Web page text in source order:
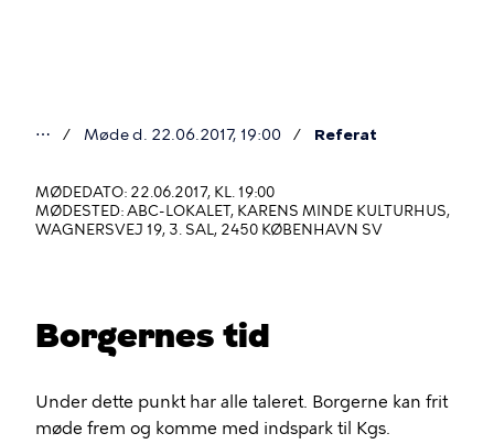
er
her
⋯ Møde d. 22.06.2017, 19:00 Referat
MØDEDATO: 22.06.2017, KL. 19:00
MØDESTED: ABC-LOKALET, KARENS MINDE KULTURHUS,
WAGNERSVEJ 19, 3. SAL, 2450 KØBENHAVN SV
Borgernes tid
Under dette punkt har alle taleret. Borgerne kan frit
møde frem og komme med indspark til Kgs.